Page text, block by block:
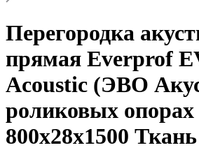
Перегородка
прямая Everprof
Acoustic (ЭВО
роликовых опорах
800х28х1500